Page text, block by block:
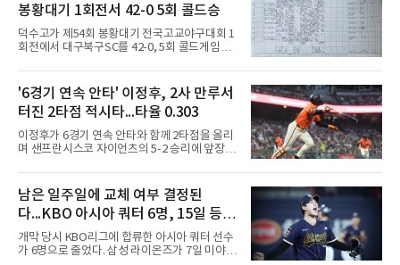
봉황대기 1회전서 42-0 5회 콜드승
덕수고가 제54회 봉황대기 전국고교야구대회 1
회전에서 대구북구SC를 42-0, 5회 콜드게임으
경기에서 덕수고는 1회 5점, 2회 3점, 3회 10점
으로 18-0을 만든 뒤 4회 21점, 5회 3점을 보탰
다. 팀 안타 34개, 볼넷 12개를 기록했다.7번 타
자 유격수 홍주용은 4회 홈런 2개를 포함해 6타
수 6안타 3타점 4득점을 올렸고, 조원빈은 6타
수 6안타 5타점, 박종혁은 5타수 5안타 3타점을
남겼다. 선발 최희성은 5이닝 2피안타 무사사구
20안타 21실점했다.덕수고는 지난 4월 신세계
이마트배와 지난달 대통령배를
'6경기 연속 안타' 이정후, 2사 만루서
터진 2타점 적시타...타율 0.303
이정후가 6경기 연속 안타와 함께 2타점을 올리
며 샌프란시스코 자이언츠의 5-2 승리에 앞장섰
오라클파크에서 열린 2026 MLB 디트로이트 타
이거스전에 2번 타자 우익수로 선발 출전해 3타
수 1안타 1볼넷 2타점 1득점을 기록했다. 시즌
타율은 0.303(402타수 122안타). 1회말 1사에서
상대 선발 카이더 몬테로에게 볼넷을 골라 나간
뒤 라파엘 데버스의 중월 홈런 때 득점했고, 2-2
이던 2회말 2사 만루에서는 몬테로의 3구째 낮
남은 일주일에 교체 여부 결정된
다...KBO 아시아 쿼터 6명, 15일 등록
시한이 분수령
개막 당시 KBO리그에 합류한 아시아 쿼터 선수
가 6명으로 줄었다. 삼성 라이온즈가 7일 미야지